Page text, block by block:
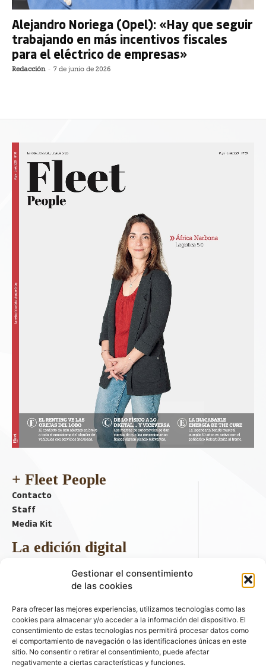
Gestionar el consentimiento
de las cookies
Para ofrecer las mejores experiencias, utilizamos tecnologías como las
cookies para almacenar y/o acceder a la información del dispositivo. El
consentimiento de estas tecnologías nos permitirá procesar datos como
el comportamiento de navegación o las identificaciones únicas en este
sitio. No consentir o retirar el consentimiento, puede afectar
negativamente a ciertas características y funciones.
Alejandro Noriega (Opel): «Hay que seguir
trabajando en más incentivos fiscales
para el eléctrico de empresas»
Redacción - 7 de junio de 2026
+ Fleet People
Contacto
Staff
Media Kit
La edición digital
Descargar último ejemplar
ir a hemeroteca
+ Contenido en redes sociales